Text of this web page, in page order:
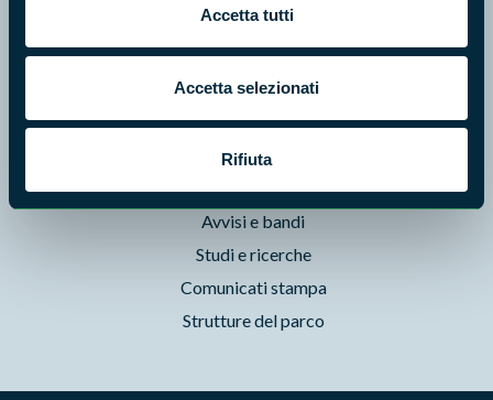
Accetta tutti
Accetta selezionati
Rifiuta
Foto e Video
Pubblicazioni
Prodotti Natura in Campo
Aziende Natura in Campo
Programmi e progetti
Cartografie
Avvisi e bandi
Studi e ricerche
Comunicati stampa
Strutture del parco